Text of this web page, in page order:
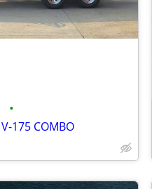
•
175 COMBO